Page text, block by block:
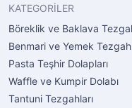
KATEGORİLER
Böreklik ve Baklava
Benmari ve Yemek
Pasta Teşhir Dolapları
Waffle ve Kumpir Dolabı
Tantuni Tezgahları